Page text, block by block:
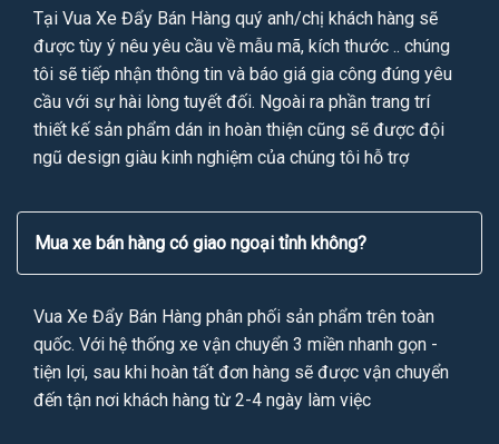
Tại Vua Xe Đẩy Bán Hàng quý anh/chị khách hàng sẽ
được tùy ý nêu yêu cầu về mẫu mã, kích thước .. chúng
tôi sẽ tiếp nhận thông tin và báo giá gia công đúng yêu
cầu với sự hài lòng tuyết đối. Ngoài ra phần trang trí
thiết kế sản phẩm dán in hoàn thiện cũng sẽ được đội
ngũ design giàu kinh nghiệm của chúng tôi hỗ trợ
Mua xe bán hàng có giao ngoại tỉnh không?
Vua Xe Đẩy Bán Hàng phân phối sản phẩm trên toàn
quốc. Với hệ thống xe vận chuyển 3 miền nhanh gọn -
tiện lợi, sau khi hoàn tất đơn hàng sẽ được vận chuyển
đến tận nơi khách hàng từ 2-4 ngày làm việc